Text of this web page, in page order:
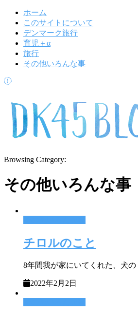
ホーム
このサイトについて
デンマーク旅行
育児＋α
旅行
その他いろんな事
Browsing Category:
その他いろんな事
チロルのこと
8年間我が家にいてくれた、犬
2022年2月2日